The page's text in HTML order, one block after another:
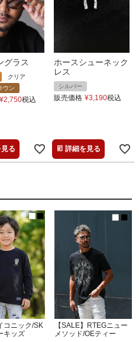
グラス
クリア
ウン
¥2,750税込
る
ホースシューネック
レス
シルバー
販売価格 ¥3,190税込
詳細を見る
コニック/SK
キッズ
【SALE】RTEGニュー
メソッド/OEティー